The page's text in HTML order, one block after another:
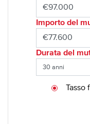
Importo del
Durata del
Tasso